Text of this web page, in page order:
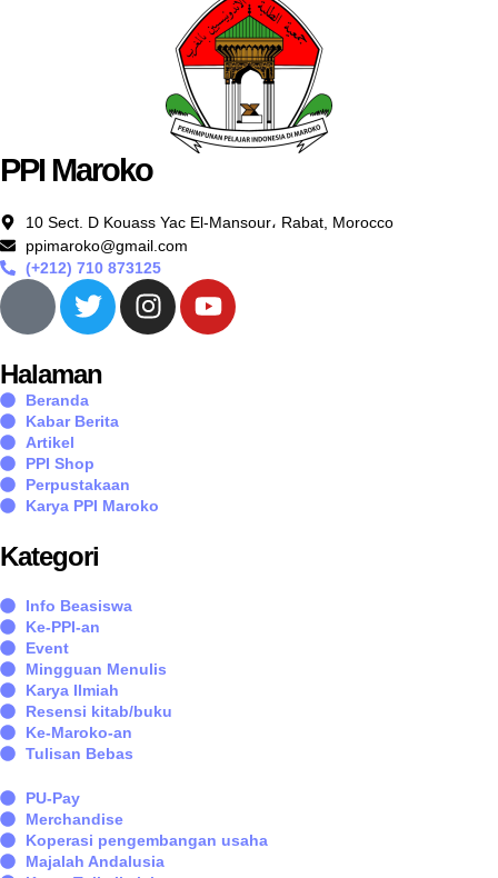
PPI Maroko
10 Sect. D Kouass Yac El-Mansour، Rabat, Morocco
ppimaroko@gmail.com
(+212) 710 873125
Halaman
Beranda
Kabar Berita
Artikel
PPI Shop
Perpustakaan
Karya PPI Maroko
Kategori
Info Beasiswa
Ke-PPI-an
Event
Mingguan Menulis
Karya Ilmiah
Resensi kitab/buku
Ke-Maroko-an
Tulisan Bebas
PU-Pay
Merchandise
Koperasi pengembangan usaha
Majalah Andalusia